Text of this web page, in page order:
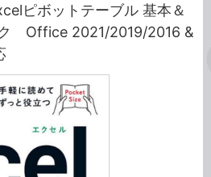
ピボットテーブル 基本＆
Office 2021/2019/2016 &